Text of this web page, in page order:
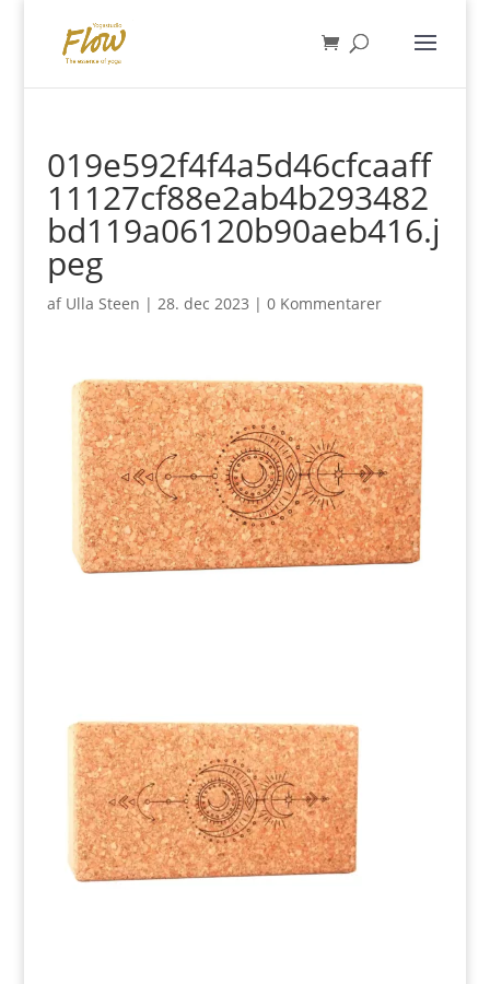
019e592f4f4a5d46cfcaaff
11127cf88e2ab4b293482
bd119a06120b90aeb416.j
peg
af Ulla Steen | 28. dec 2023 | 0 Kommentarer